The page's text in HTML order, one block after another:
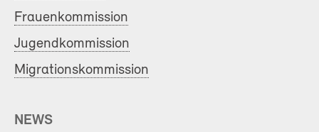
Frauenkommission
Jugendkommission
Migrationskommission
NEWS